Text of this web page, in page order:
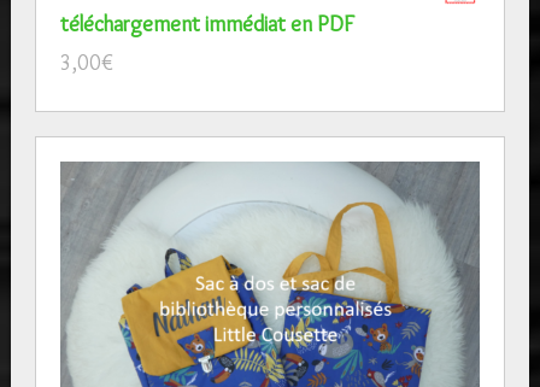
téléchargement immédiat en PDF
3,00€